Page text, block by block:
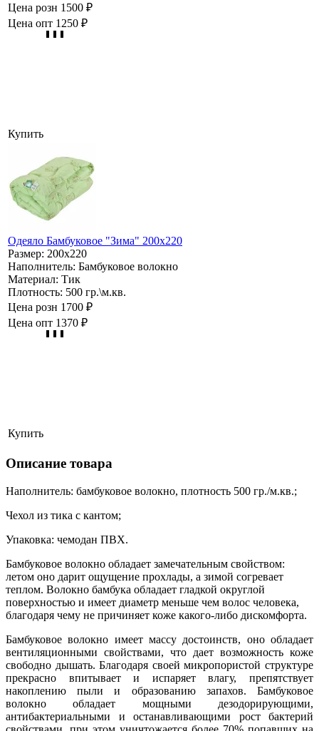
Цена розн 1500 ₽
Цена опт 1250 ₽
Купить
Одеяло Бамбуковое "Зима" 200х220
Размер: 200х220
Наполнитель: Бамбуковое волокно
Материал: Тик
Плотность: 500 гр.\м.кв.
Цена розн 1700 ₽
Цена опт 1370 ₽
Купить
Описание товара
Наполнитель: бамбуковое волокно, плотность 500 гр./м.кв.;
Чехол из тика с кантом;
Упаковка: чемодан ПВХ.
Бамбуковое волокно обладает замечательным свойством:
летом оно дарит ощущение прохлады, а зимой согревает
теплом. Волокно бамбука обладает гладкой округлой
поверхностью и имеет диаметр меньше чем волос человека,
благодаря чему не причиняет коже какого-либо дискомфорта.
Бамбуковое волокно имеет массу достоинств, оно обладает
вентиляционными свойствами, что дает возможность коже
свободно дышать. Благодаря своей микропористой структуре
прекрасно впитывает и испаряет влагу, препятствует
накоплению пыли и образованию запахов. Бамбуковое
волокно обладает мощными дезодорирующими,
антибактериальными и останавливающими рост бактерий